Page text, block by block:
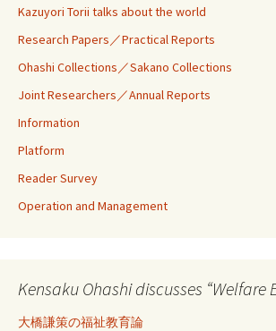
Kazuyori Torii talks about the world
Research Papers／Practical Reports
Ohashi Collections／Sakano Collections
Joint Researchers／Annual Reports
Information
Platform
Reader Survey
Operation and Management
Kensaku Ohashi discusses “Welfare
大橋謙策の福祉教育論